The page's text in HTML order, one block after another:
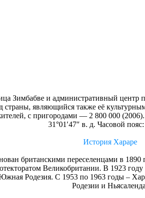
Зимбабве и административный
страны, являющийся также её
с пригородами — 2 800 000
31°01′47″ в. д. Часовой
История Хараре
британскими переселенцами в 1890
Великобритании. В 1923
Родезия. С 1953 по 1963 годы –
Родезии и